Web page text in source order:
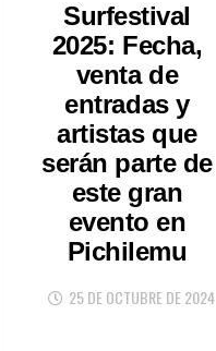
Surfestival
2025: Fecha,
venta de
entradas y
artistas que
serán parte de
este gran
evento en
Pichilemu
25 DE OCTUBRE DE 2024